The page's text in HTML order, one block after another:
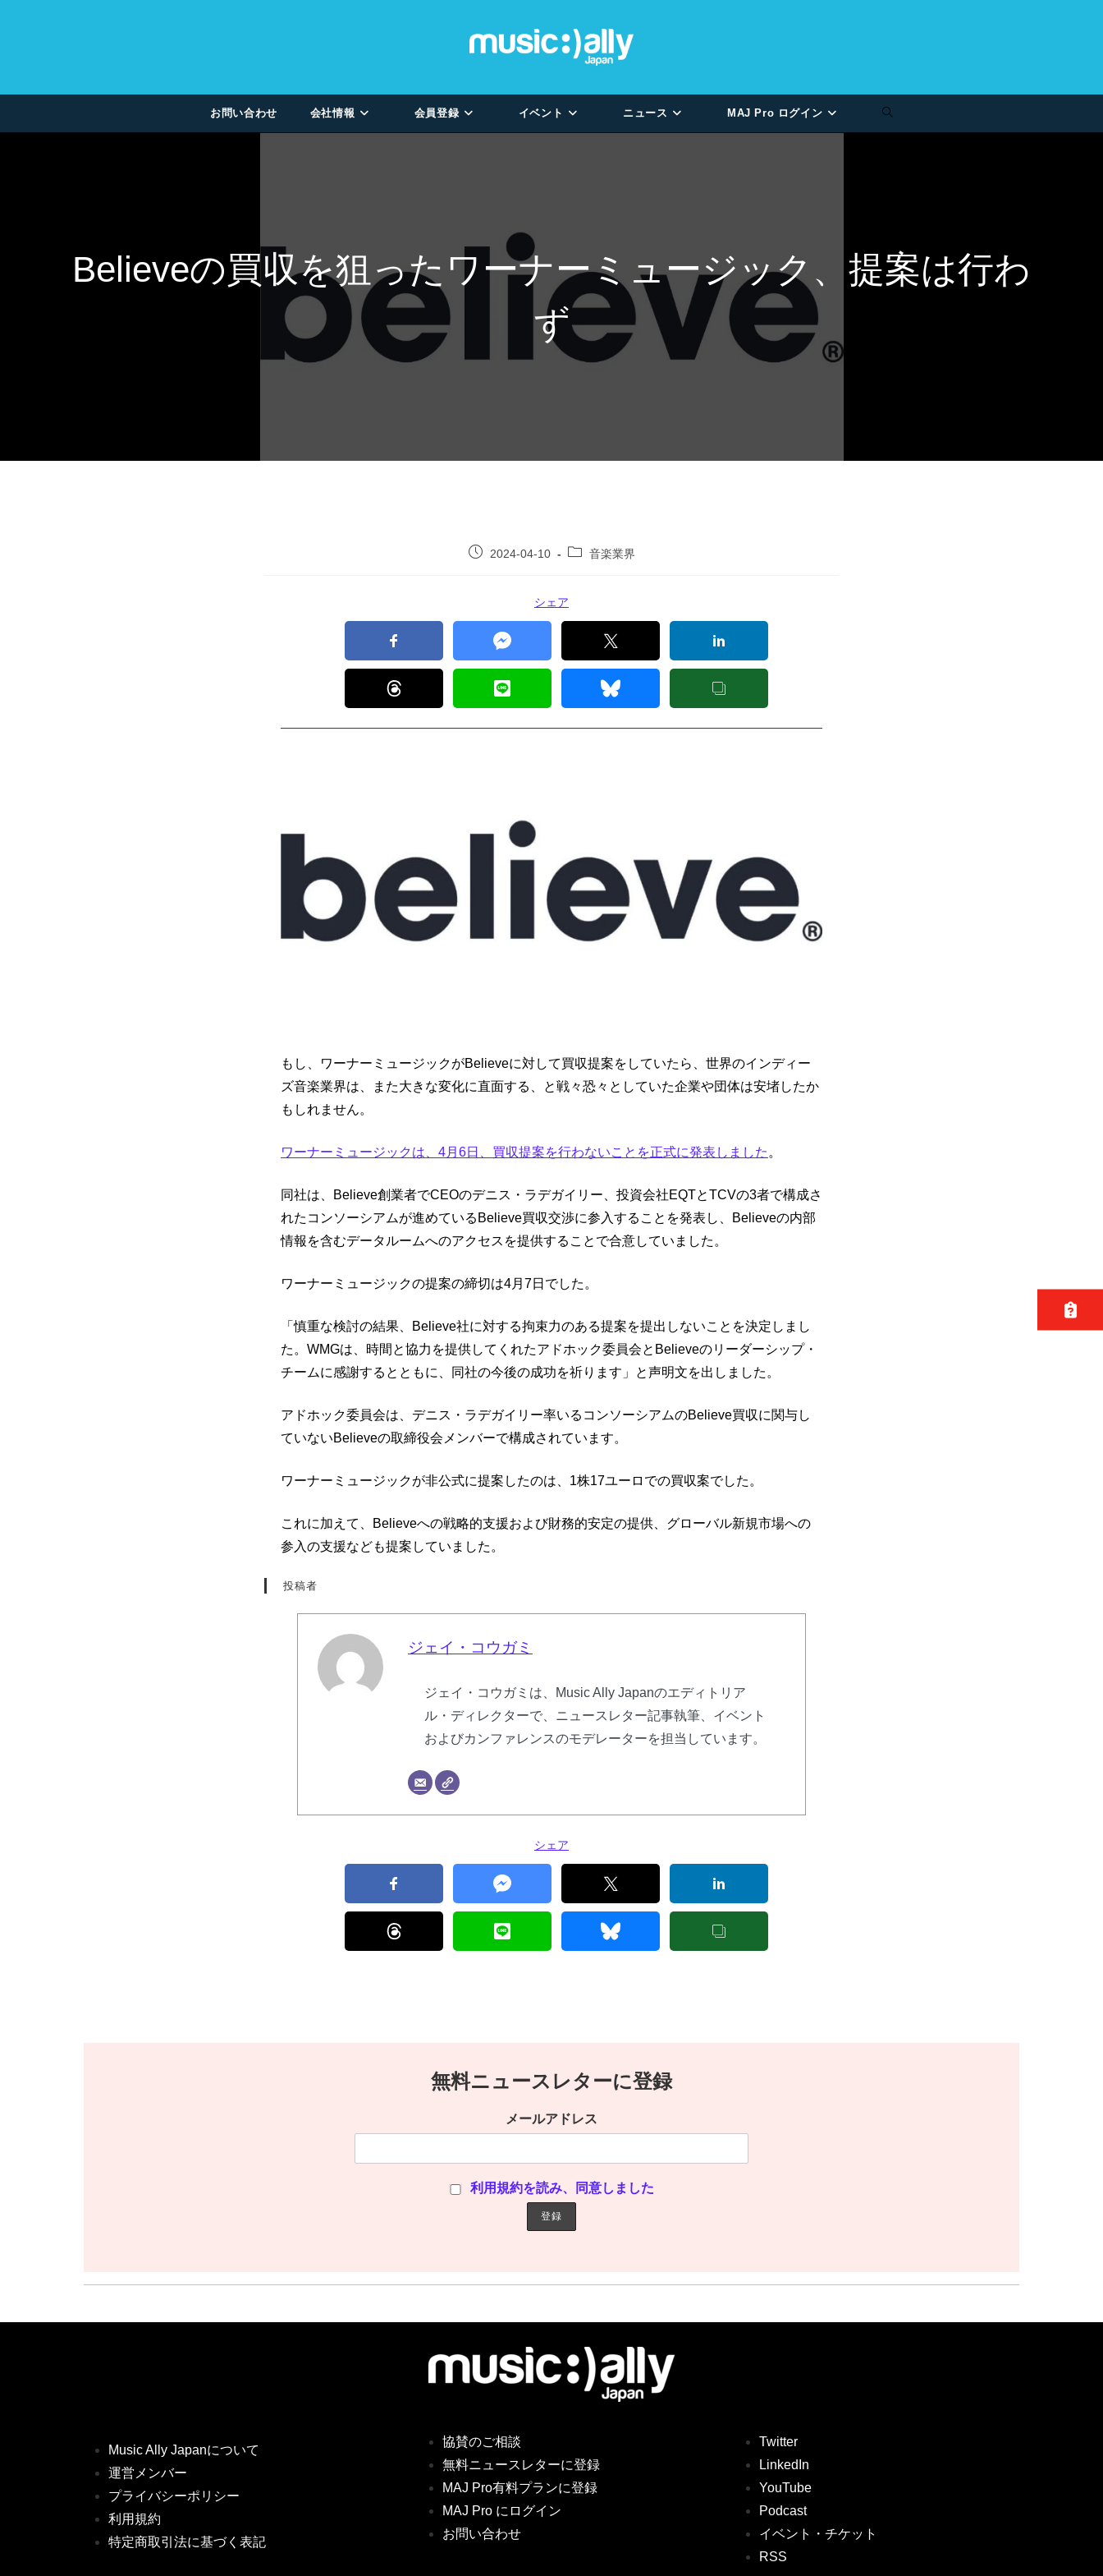
お問い合わせ 会社情報 会員登録 イベント ニュース MAJ Pro ログイン
Believeの買収を狙ったワーナーミュージック、提案は行わ
ず
2024-04-10 音楽業界
シェア
もし、ワーナーミュージックがBelieveに対して買収提案をしていたら、世界のインディー
ズ音楽業界は、また大きな変化に直面する、と戦々恐々としていた企業や団体は安堵したか
もしれません。
ワーナーミュージックは、4月6日、買収提案を行わないことを正式に発表しました 。
同社は、Believe創業者でCEOのデニス・ラデガイリー、投資会社EQTとTCVの3者で構成さ
れたコンソーシアムが進めているBelieve買収交渉に参入することを発表し、Believeの内部
情報を含むデータルームへのアクセスを提供することで合意していました。
ワーナーミュージックの提案の締切は4月7日でした。
「慎重な検討の結果、Believe社に対する拘束力のある提案を提出しないことを決定しまし
た。WMGは、時間と協力を提供してくれたアドホック委員会とBelieveのリーダーシップ・
チームに感謝するとともに、同社の今後の成功を祈ります」と声明文を出しました。
アドホック委員会は、デニス・ラデガイリー率いるコンソーシアムのBelieve買収に関与し
ていないBelieveの取締役会メンバーで構成されています。
ワーナーミュージックが非公式に提案したのは、1株17ユーロでの買収案でした。
これに加えて、Believeへの戦略的支援および財務的安定の提供、グローバル新規市場への
参入の支援なども提案していました。
投稿者
ジェイ・コウガミ
ジェイ・コウガミは、Music Ally Japanのエディトリア
ル・ディレクターで、ニュースレター記事執筆、イベント
およびカンファレンスのモデレーターを担当しています。
シェア
無料ニュースレターに登録
メールアドレス
利用規約を読み、同意しました
Music Ally Japanについて
運営メンバー
プライバシーポリシー
利用規約
特定商取引法に基づく表記
協賛のご相談
無料ニュースレターに登録
MAJ Pro有料プランに登録
MAJ Pro にログイン
お問い合わせ
Twitter
LinkedIn
YouTube
Podcast
イベント・チケット
RSS